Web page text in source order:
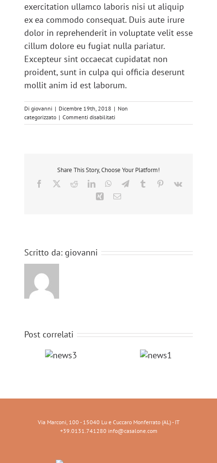
exercitation ullamco laboris nisi ut aliquip
ex ea commodo consequat. Duis aute irure
dolor in reprehenderit in voluptate velit esse
cillum dolore eu fugiat nulla pariatur.
Excepteur sint occaecat cupidatat non
proident, sunt in culpa qui officia deserunt
mollit anim id est laborum.
Di giovanni | Dicembre 19th, 2018 | Non
categorizzato | Commenti disabilitatisu
news2
Share This Story, Choose Your Platform!
Facebook
TwitterRedditLinkedInWhatsApp
TelegramTumblr Pinterest
Vk
Xing Email
Scritto da: giovanni
Post correlati
Via Marconi, 100 - 15040 Lu e Cuccaro Monferrato (AL) - IT
+39.0131.741280 info@casalone.com